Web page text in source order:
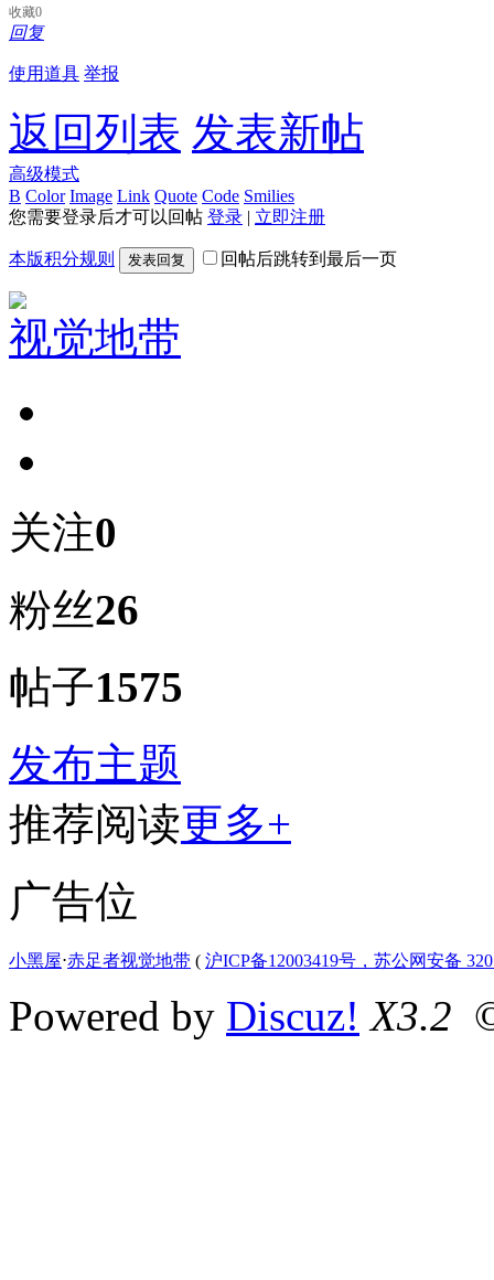
收藏0
回复
使用道具 举报
返回列表 发表新帖
高级模式
B Color Image Link Quote Code Smilies
您需要登录后才可以回帖 登录 | 立即注册
本版积分规则 发表回复 回帖后跳转到最后一页
视觉地带
关注0
粉丝26
帖子1575
发布主题
推荐阅读更多+
广告位
小黑屋⋅赤足者视觉地带 ( 沪ICP备12003419号，苏公网安备
Powered by Discuz! X3.2